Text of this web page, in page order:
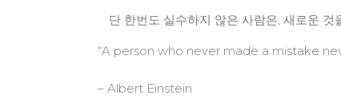
단 한번도 실수하지 않은 사람은, 새로운
“A person who never made a mistake
– Albert Einstein